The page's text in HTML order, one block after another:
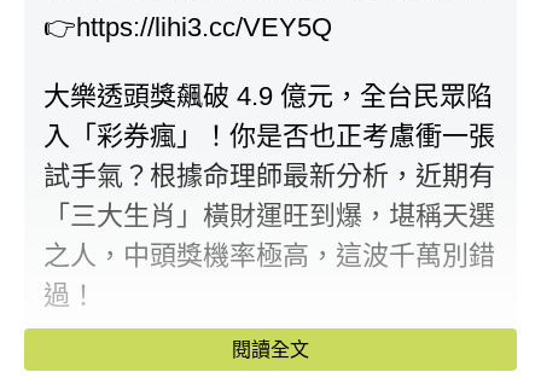
👉https://lihi3.cc/VEY5Q
大樂透頭獎飆破 4.9 億元，全台民眾陷
入「彩券瘋」！你是否也正考慮衝一張
試手氣？根據命理師最新分析，近期有
「三大生肖」橫財運旺到爆，堪稱天選
之人，中頭獎機率極高，這波千萬別錯
過！
📌 以下就是本期命理師強力點名的中
閱讀全文